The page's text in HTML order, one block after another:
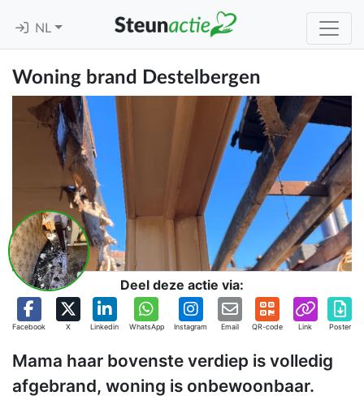
NL
Woning brand Destelbergen
Deel deze actie via:
Facebook X Linkedin WhatsApp Instagram Email QR-code Link Poster
Mama haar bovenste verdiep is volledig
afgebrand, woning is onbewoonbaar.